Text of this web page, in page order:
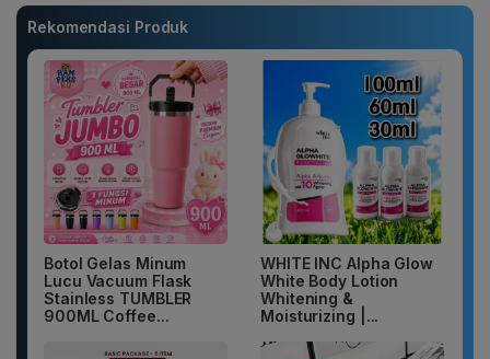
Rekomendasi Produk
Botol Gelas Minum
Lucu Vacuum Flask
Stainless TUMBLER
900ML Coffee...
WHITE INC Alpha Glow
White Body Lotion
Whitening &
Moisturizing |...